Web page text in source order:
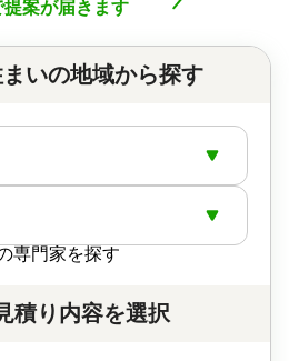
提案が届きます
いの地域から探す
専門家を探す
積り内容を選択